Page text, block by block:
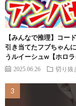
【みんなで推理】コー
引き当てたフブちゃん
うルイーシュw【ホロ
2025.06.26 切り抜